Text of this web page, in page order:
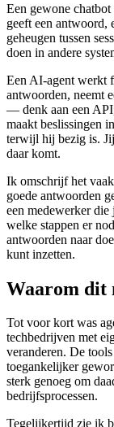
Een gewone
geeft een antwoord,
geheugen tussen
doen in andere
Een AI-agent werkt
antwoorden, neemt
— denk aan een
maakt beslissingen
terwijl hij bezig is.
daar komt.
Ik omschrijf het
goede antwoorden
een medewerker
welke stappen er
antwoorden naar
kunt inzetten.
Waarom dit
Tot voor kort was
techbedrijven met
veranderen. De
toegankelijker
sterk genoeg om
bedrijfsprocessen.
Tegelijkertijd zie ik